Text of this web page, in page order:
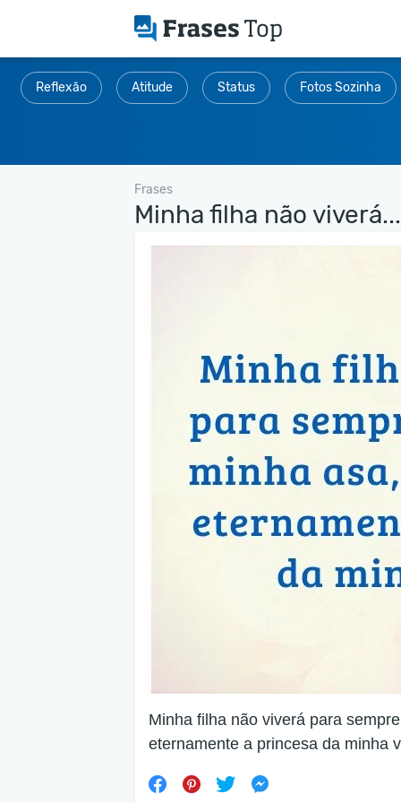
Reflexão Atitude Status Fotos Sozinha
Frases
Minha filha não viverá...
Minha filha não viverá para
eternamente a princesa da minha